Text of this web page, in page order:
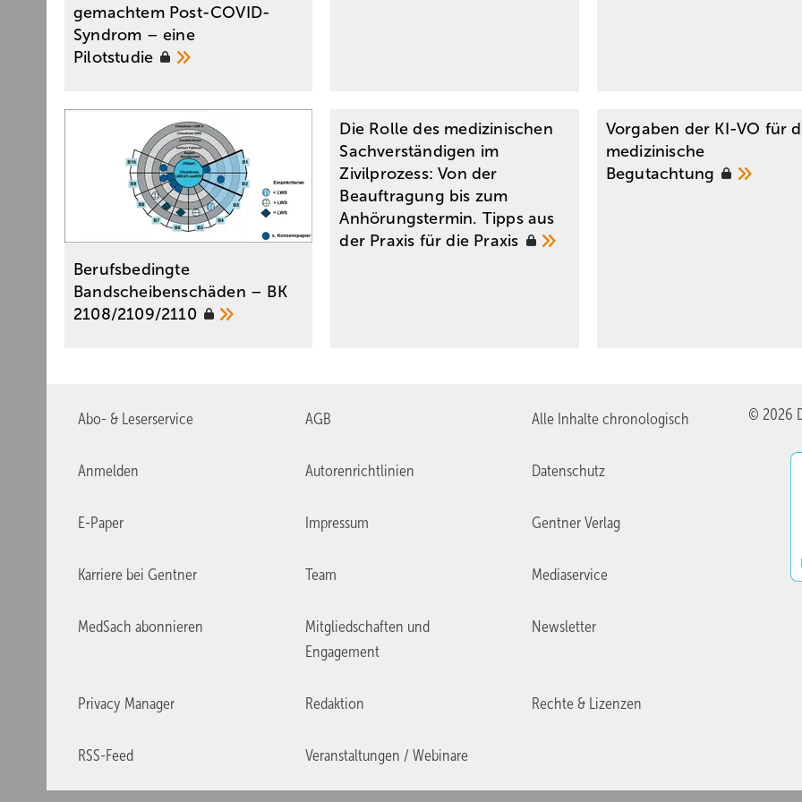
gemachtem Post-COVID-
Syndrom – eine
Pilotstudie
Berufsbedingte
Bandscheibenschäden – BK
2108/2109/2110
Die Rolle des medizinischen
Sachverständigen im
Zivilprozess: Von der
Beauftragung bis zum
Anhörungstermin. Tipps aus
der Praxis für die Praxis
Vorgaben der KI-VO für
medizinische
Begutachtung
Abo- & Leserservice AGB Alle Inhalte chronologisch
Anmelden Autorenrichtlinien Datenschutz
E-Paper Impressum Gentner Verlag
Karriere bei Gentner Team Mediaservice
MedSach abonnieren
Mitgliedschaften und
Engagement
Newsletter
Privacy Manager Redaktion Rechte & Lizenzen
RSS-Feed Veranstaltungen / Webinare
© 2026